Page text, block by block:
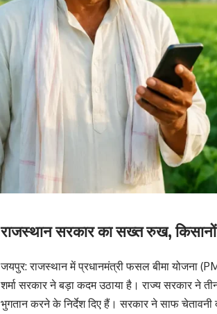
राजस्थान सरकार का सख्त रुख,
जयपुर: राजस्थान में प्रधानमंत्री फसल बीमा योजना
शर्मा सरकार ने बड़ा कदम उठाया है। राज्य सरकार ने
भुगतान करने के निर्देश दिए हैं। सरकार ने साफ चेतावनी